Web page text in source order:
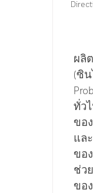
ผลิ
(ซิน
ทั่ว
ของ
และ
ขอ
ช่ว
ขอ